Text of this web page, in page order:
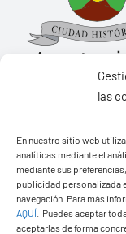
las
En nuestro sitio web
analíticas mediante el
mediante sus
publicidad personalizada
navegación. Para más
AQUÍ
Puedes aceptar
aceptarlas de forma
Pza. de Los
35570 – Yaiza
Tel:928 83 62 20